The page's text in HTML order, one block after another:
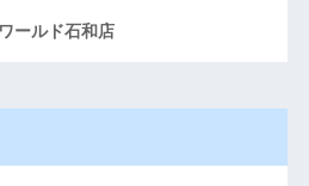
ールド石和店